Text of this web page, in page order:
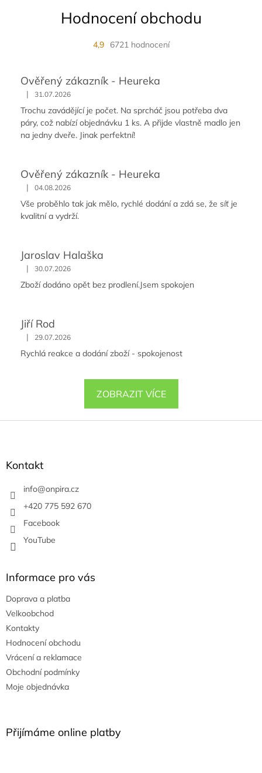
Hodnocení obchodu
4,9 6721 hodnocení
Ověřený zákazník - Heureka
| 31.07.2026
Trochu zavádějící je počet. Na sprcháč jsou potřeba dva
páry, což nabízí objednávku 1 ks. A přijde vlastně madlo jen
na jedny dveře. Jinak perfektní!
Ověřený zákazník - Heureka
| 04.08.2026
Vše proběhlo tak jak mělo, rychlé dodání a zdá se, že síť je
kvalitní a vydrží.
Jaroslav Halaška
| 30.07.2026
Zboží dodáno opět bez prodlení.Jsem spokojen
Jiří Rod
| 29.07.2026
Rychlá reakce a dodání zboží - spokojenost
ZOBRAZIT VÍCE
Z
Kontakt
info@onpira.cz
+420 775 592 670
Facebook
YouTube
Informace pro vás
Doprava a platba
Velkoobchod
Kontakty
Hodnocení obchodu
Vrácení a reklamace
Obchodní podmínky
Moje objednávka
Přijímáme online platby